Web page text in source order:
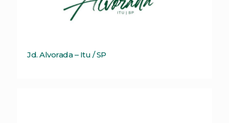
Jd. Alvorada – Itu / SP